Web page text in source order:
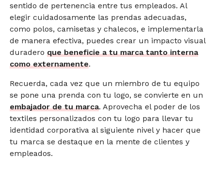
sentido de pertenencia entre tus empleados. Al
elegir cuidadosamente las prendas adecuadas,
como polos, camisetas y chalecos, e implementarla
de manera efectiva, puedes crear un impacto visual
duradero que beneficie a tu marca tanto interna
como externamente.
Recuerda, cada vez que un miembro de tu equipo
se pone una prenda con tu logo, se convierte en un
embajador de tu marca. Aprovecha el poder de los
textiles personalizados con tu logo para llevar tu
identidad corporativa al siguiente nivel y hacer que
tu marca se destaque en la mente de clientes y
empleados.